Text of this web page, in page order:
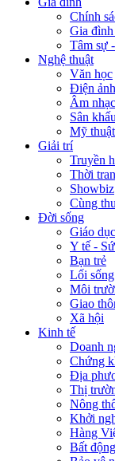
Chính
Gia
Tâm sự
Nghệ thuật
Văn học
Điện ảnh
Âm nhạc
Sân
Mỹ
Giải trí
Truyền
Thời
Showbiz
Cùng
Đời sống
Giáo
Y tế -
Bạn trẻ
Lối sống
Môi
Giao
Xã hội
Kinh tế
Doanh
Chứng
Địa
Thị
Nông
Khởi
Hàng
Bất